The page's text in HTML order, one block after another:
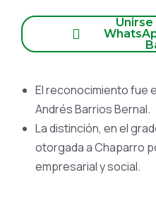
Unirse
El reconocimiento fue
Andrés Barrios Bernal.
La distinción, en el
otorgada a Chaparro
empresarial y social.